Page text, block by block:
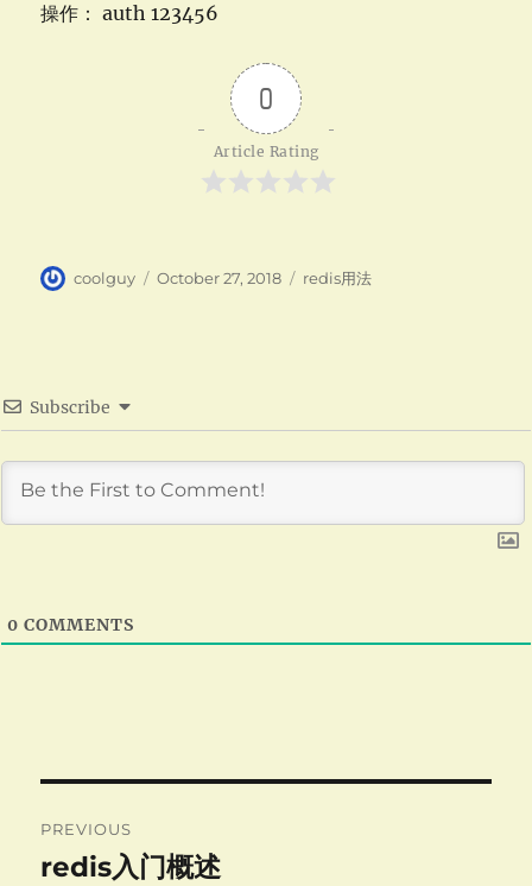
操作： auth 123456
0
Article Rating
Author
coolguy
Posted
October 27, 2018 Categories
redis用法
Subscribe
0 COMMENTS
navigation
PREVIOUS
Previous
redis入门概述